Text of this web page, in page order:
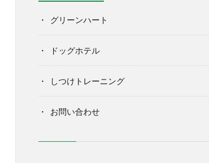
グリーンハート
ドッグホテル
しつけトレーニング
お問い合わせ